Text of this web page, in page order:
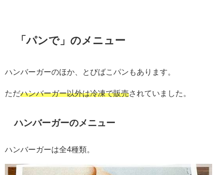
「パンで」のメニュー
ハンバーガーのほか、とびばこパンもあります。
ただハンバーガー以外は冷凍で販売されていました。
ハンバーガーのメニュー
ハンバーガーは全4種類。